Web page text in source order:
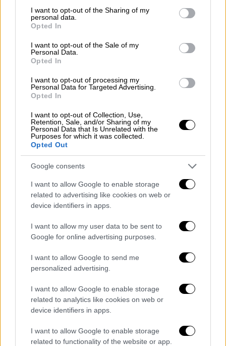
not limited to your visit or usage behaviour. You may click to
grant or deny consent to Google and its third-party tags to
use your data for below specified purposes in below Google
consent section.
I want to opt-out of the Sharing of my
personal data.
Opted In
I want to opt-out of the Sale of my
Personal Data.
Opted In
I want to opt-out of processing my
Personal Data for Targeted Advertising.
Opted In
I want to opt-out of Collection, Use,
Retention, Sale, and/or Sharing of my
Personal Data that Is Unrelated with the
Purposes for which it was collected.
Opted Out
Google consents
I want to allow Google to enable storage
related to advertising like cookies on web or
device identifiers in apps.
I want to allow my user data to be sent to
Google for online advertising purposes.
I want to allow Google to send me
personalized advertising.
I want to allow Google to enable storage
related to analytics like cookies on web or
device identifiers in apps.
I want to allow Google to enable storage
related to functionality of the website or app.
το οποίο εξηγεί πως δημιουργήθηκαν τα
fake μαγικά των σούπερ σταρ της μπάλας
Ο Εζίλ έκανε έξαλλους τους Γερμανούς -
Κάλεσε τον Ερντογάν στο γάμο του
Κόβει τους δεσμούς με τη Γερμανία ο
Μεσούτ Εζίλ, κάτι που δεν αρέσει καθόλου
στην Ανγκελα Μέρκελ
ΑΛΛΑ #TAGS